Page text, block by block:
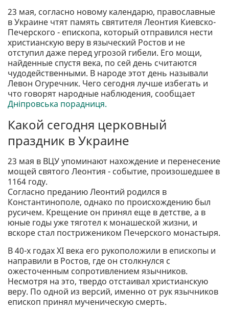
23 мая, согласно новому календарю, православные
в Украине чтят память святителя Леонтия Киевско-
Печерского - епископа, который отправился нести
христианскую веру в языческий Ростов и не
отступил даже перед угрозой гибели. Его мощи,
найденные спустя века, по сей день считаются
чудодейственными. В народе этот день называли
Левон Огуречник. Чего сегодня лучше избегать и
что говорят народные наблюдения, сообщает
Дніпровська порадниця.
Какой сегодня церковный
праздник в Украине
23 мая в ВЦУ упоминают нахождение и перенесение
мощей святого Леонтия - событие, произошедшее в
1164 году.
Согласно преданию Леонтий родился в
Константинополе, однако по происхождению был
русичем. Крещение он принял еще в детстве, а в
юные годы уже тяготел к монашеской жизни, и
вскоре стал пострижеником Печерского монастыря.
В 40-х годах XI века его рукоположили в епископы и
направили в Ростов, где он столкнулся с
ожесточенным сопротивлением язычников.
Несмотря на это, твердо отстаивал христианскую
веру. По одной из версий, именно от рук язычников
епископ принял мученическую смерть.